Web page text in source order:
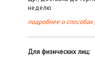
неделю
подробнее о способах
Для физических лиц: